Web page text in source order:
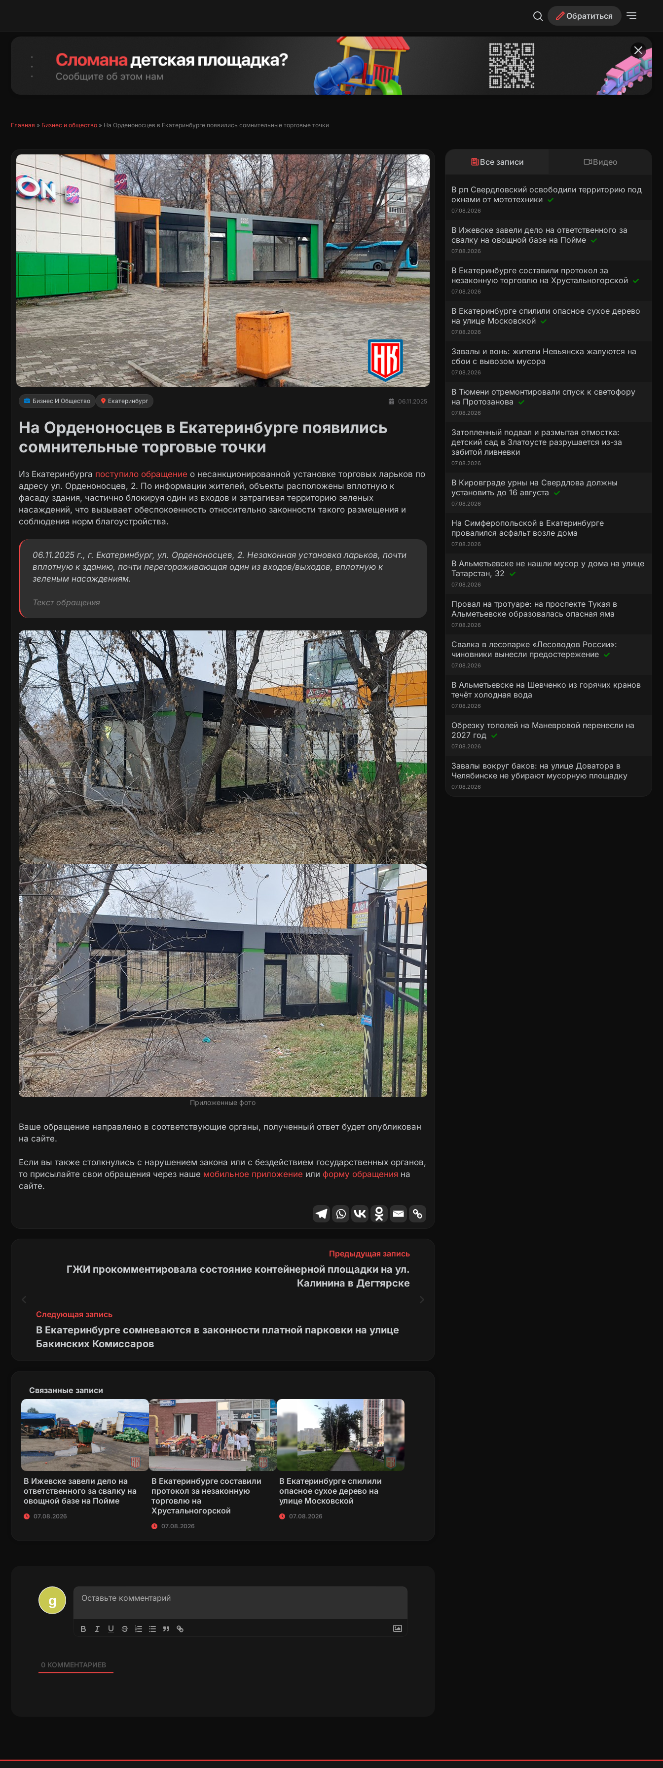
Обратиться
Главная » Бизнес и общество » На Орденоносцев в Екатеринбурге появились сомнительные торговые точки
Бизнес И Общество Екатеринбург 06.11.2025
На Орденоносцев в Екатеринбурге появились
сомнительные торговые точки
Из Екатеринбурга поступило обращение о несанкционированной установке торговых ларьков по
адресу ул. Орденоносцев, 2. По информации жителей, объекты расположены вплотную к
фасаду здания, частично блокируя один из входов и затрагивая территорию зеленых
насаждений, что вызывает обеспокоенность относительно законности такого размещения и
соблюдения норм благоустройства.
06.11.2025 г., г. Екатеринбург, ул. Орденоносцев, 2. Незаконная установка ларьков, почти
вплотную к зданию, почти перегораживающая один из входов/выходов, вплотную к
зеленым насаждениям.
Текст обращения
Приложенные фото
Ваше обращение направлено в соответствующие органы, полученный ответ будет опубликован
на сайте.
Если вы также столкнулись с нарушением закона или с бездействием государственных органов,
то присылайте свои обращения через наше мобильное приложение или форму обращения на
сайте.
Предыдущая запись
ГЖИ прокомментировала состояние контейнерной площадки на ул.
Калинина в Дегтярске
Следующая запись
В Екатеринбурге сомневаются в законности платной парковки на улице
Бакинских Комиссаров
Связанные записи
В Ижевске завели дело на
ответственного за свалку на
овощной базе на Пойме
07.08.2026
В Екатеринбурге составили
протокол за незаконную
торговлю на
Хрустальногорской
07.08.2026
В Екатеринбурге спилили
опасное сухое дерево на
улице Московской
07.08.2026
0КОММЕНТАРИЕВ
Все записи Видео
В рп Свердловский освободили территорию под
окнами от мототехники
07.08.2026
В Ижевске завели дело на ответственного за
свалку на овощной базе на Пойме
07.08.2026
В Екатеринбурге составили протокол за
незаконную торговлю на Хрустальногорской
07.08.2026
В Екатеринбурге спилили опасное сухое дерево
на улице Московской
07.08.2026
Завалы и вонь: жители Невьянска жалуются на
сбои с вывозом мусора
07.08.2026
В Тюмени отремонтировали спуск к светофору
на Протозанова
07.08.2026
Затопленный подвал и размытая отмостка:
детский сад в Златоусте разрушается из-за
забитой ливневки
07.08.2026
В Кировграде урны на Свердлова должны
установить до 16 августа
07.08.2026
На Симферопольской в Екатеринбурге
провалился асфальт возле дома
07.08.2026
В Альметьевске не нашли мусор у дома на улице
Татарстан, 32
07.08.2026
Провал на тротуаре: на проспекте Тукая в
Альметьевске образовалась опасная яма
07.08.2026
Свалка в лесопарке «Лесоводов России»:
чиновники вынесли предостережение
07.08.2026
В Альметьевске на Шевченко из горячих кранов
течёт холодная вода
07.08.2026
Обрезку тополей на Маневровой перенесли на
2027 год
07.08.2026
Завалы вокруг баков: на улице Доватора в
Челябинске не убирают мусорную площадку
07.08.2026